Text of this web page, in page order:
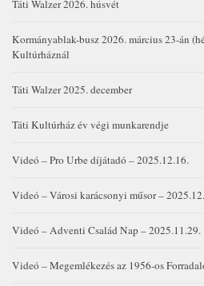
Táti Walzer 2026. húsvét
Kormányablak-busz 2026. március 23-án
Kultúrháznál
Táti Walzer 2025. december
Táti Kultúrház év végi munkarendje
Videó – Pro Urbe díjátadó – 2025.12.16.
Videó – Városi karácsonyi műsor –
Videó – Adventi Család Nap – 2025.11.29.
Videó – Megemlékezés az 1956-os